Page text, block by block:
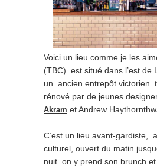
Voici un lieu comme je les
(TBC) est situé dans l’est de
un ancien entrepôt victorien
rénové par de jeunes
Akram et Andrew
C’est un lieu avant-gardiste,
culturel, ouvert du matin
nuit. on y prend son brunch